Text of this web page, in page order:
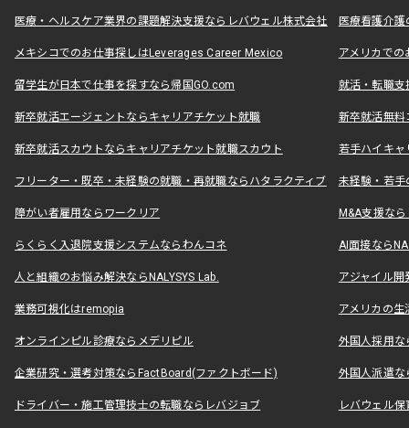
医療・ヘルスケア業界の課題解決支援ならレバウェル株式会社 医療看護介
メキシコでのお仕事探しはLeverages Career Mexico アメリカで
留学生が日本で仕事を探すなら帰国GO.com 就活・転職
新卒就活エージェントならキャリアチケット就職 新卒就活無料
新卒就活スカウトならキャリアチケット就職スカウト 若手ハイキ
フリーター・既卒・未経験の就職・再就職ならハタラクティブ 未経験・若手
障がい者雇用ならワークリア M&A支援な
らくらく入退院支援システムならわんコネ AI面接なら
人と組織のお悩み解決ならNALYSYS Lab. アジャイル
業務可視化はremopia アメリカの
オンラインピル診療ならメデリピル 外国人採用
企業研究・選考対策ならFactBoard(ファクトボード) 外国人派遣な
ドライバー・施工管理技士の転職ならレバジョブ レバウェル